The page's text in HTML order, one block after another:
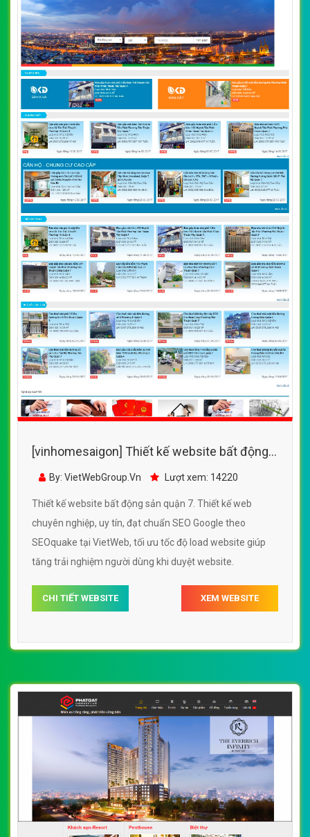
[vinhomesaigon] Thiết kế website bất động
sản quận 7 đẹp, chuyên nghiệp chuẩn SEO
By: VietWebGroup.Vn Lượt xem: 14220
Thiết kế website bất động sản quận 7. Thiết kế web
chuyên nghiệp, uy tín, đạt chuẩn SEO Google theo
SEOquake tại VietWeb, tối ưu tốc độ load website giúp
tăng trải nghiệm người dùng khi duyệt website.
CHI TIẾT WEBSITE XEM WEBSITE